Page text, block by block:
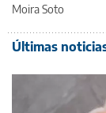
Moira Soto
Últimas